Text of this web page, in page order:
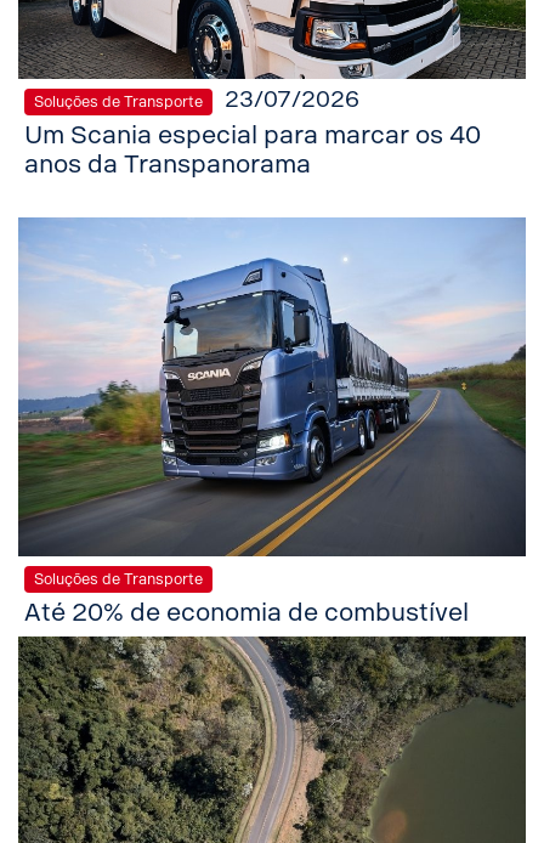
Soluções de Transporte 23/07/2026
Um Scania especial para marcar os 40
anos da Transpanorama
Soluções de Transporte
Até 20% de economia de combustível